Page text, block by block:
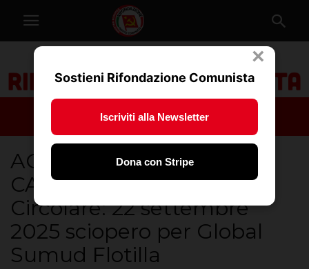
ACERBO /BENVEGNÚ /
CAMPOSAMPIERO –
Circolare: 22 settembre
2025 sciopero per Global
Sumud Flotilla
×
Sostieni Rifondazione Comunista
Iscriviti alla Newsletter
Dona con Stripe